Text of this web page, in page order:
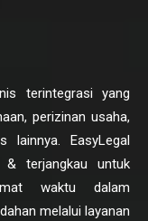
terintegrasi yang
perizinan usaha,
lainnya. EasyLegal
& terjangkau untuk
waktu dalam
melalui layanan